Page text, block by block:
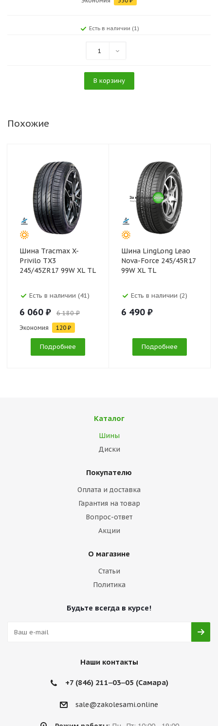
Есть в наличии (1)
1
В корзину
Похожие
Шина Tracmax X-
Privilo TX3
245/45ZR17 99W XL TL
Есть в наличии (41)
6 060 ₽ 6 180 ₽
Экономия 120 ₽
Подробнее
Шина LingLong Leao
Nova-Force 245/45R17
99W XL TL
Есть в наличии (2)
6 490 ₽
Подробнее
Каталог
Шины
Диски
Покупателю
Оплата и доставка
Гарантия на товар
Вопрос-ответ
Акции
О магазине
Статьи
Политика
Будьте всегда в курсе!
Наши контакты
+7 (846) 211‒03‒05 (Самара)
sale@zakolesami.online